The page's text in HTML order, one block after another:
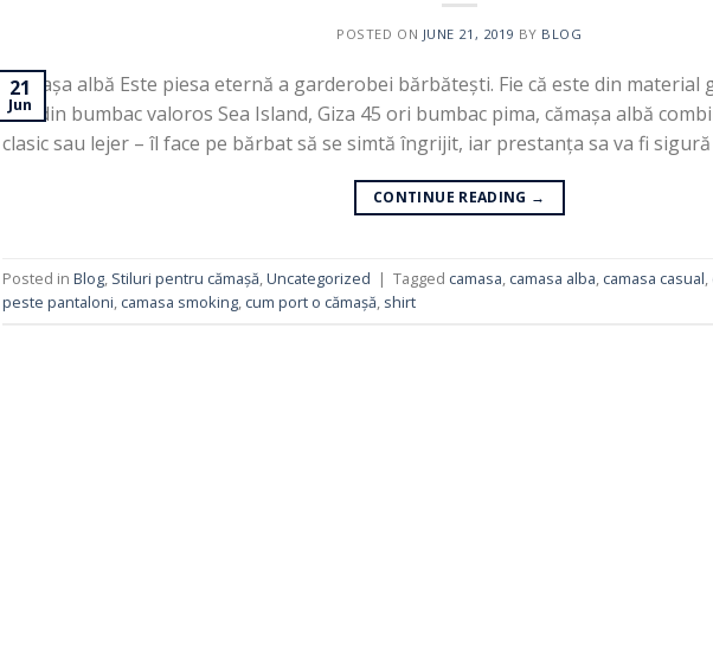
POSTED ON JUNE 21, 2019 BY BLOG
21
Jun
Cămașa albă Este piesa eternă a garderobei bărbătești. Fie că este din
sau din bumbac valoros Sea Island, Giza 45 ori bumbac pima, cămașa albă
clasic sau lejer – îl face pe bărbat să se simtă îngrijit, iar prestanța sa va fi
CONTINUE READING →
Posted in Blog, Stiluri pentru cămașă,Uncategorized | Tagged camasa, camasa alba, camasa casual,
peste pantaloni, camasa smoking, cum port o cămașă, shirt